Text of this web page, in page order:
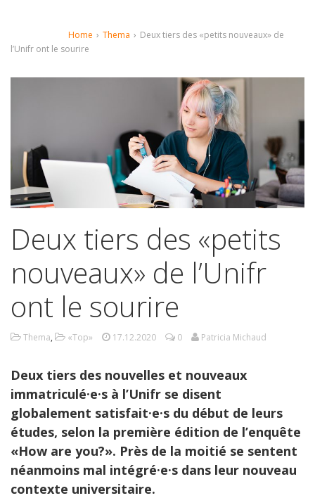
Home › Thema › Deux tiers des «petits nouveaux» de
l’Unifr ont le sourire
Deux tiers des «petits
nouveaux» de l’Unifr
ont le sourire
Thema, «Top» 17.12.2020 0 Patricia Michaud
Deux tiers des nouvelles et nouveaux
immatriculé·e·s à l’Unifr se disent
globalement satisfait·e·s du début de leurs
études, selon la première édition de l’enquête
«How are you?». Près de la moitié se sentent
néanmoins mal intégré·e·s dans leur nouveau
contexte universitaire.